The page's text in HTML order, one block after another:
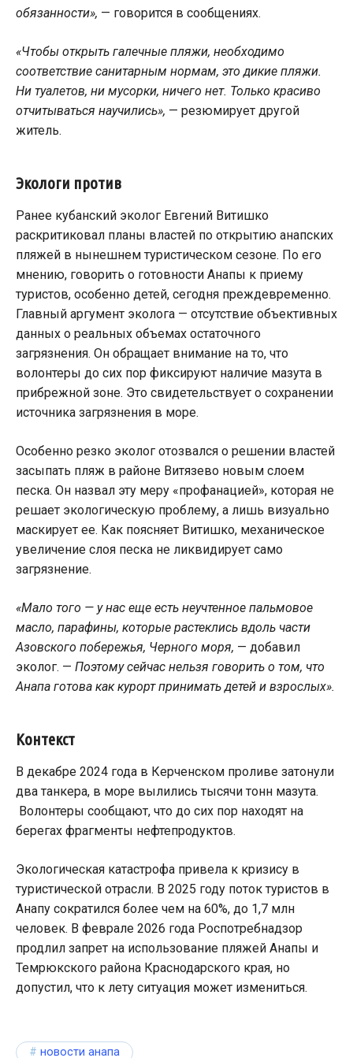
обязанности», — говорится в сообщениях.
«Чтобы открыть галечные пляжи, необходимо
соответствие санитарным нормам, это дикие пляжи.
Ни туалетов, ни мусорки, ничего нет. Только красиво
отчитываться научились», — резюмирует другой
житель.
Экологи против
Ранее кубанский эколог Евгений Витишко
раскритиковал планы властей по открытию анапских
пляжей в нынешнем туристическом сезоне. По его
мнению, говорить о готовности Анапы к приему
туристов, особенно детей, сегодня преждевременно.
Главный аргумент эколога — отсутствие объективных
данных о реальных объемах остаточного
загрязнения. Он обращает внимание на то, что
волонтеры до сих пор фиксируют наличие мазута в
прибрежной зоне. Это свидетельствует о сохранении
источника загрязнения в море.
Особенно резко эколог отозвался о решении властей
засыпать пляж в районе Витязево новым слоем
песка. Он назвал эту меру «профанацией», которая не
решает экологическую проблему, а лишь визуально
маскирует ее. Как поясняет Витишко, механическое
увеличение слоя песка не ликвидирует само
загрязнение.
«Мало того — у нас еще есть неучтенное пальмовое
масло, парафины, которые растеклись вдоль части
Азовского побережья, Черного моря, — добавил
эколог. — Поэтому сейчас нельзя говорить о том, что
Анапа готова как курорт принимать детей и взрослых».
Контекст
В декабре 2024 года в Керченском проливе затонули
два танкера, в море вылились тысячи тонн мазута.
Волонтеры сообщают, что до сих пор находят на
берегах фрагменты нефтепродуктов.
Экологическая катастрофа привела к кризису в
туристической отрасли. В 2025 году поток туристов в
Анапу сократился более чем на 60%, до 1,7 млн
человек. В феврале 2026 года Роспотребнадзор
продлил запрет на использование пляжей Анапы и
Темрюкского района Краснодарского края, но
допустил, что к лету ситуация может измениться.
новости анапа